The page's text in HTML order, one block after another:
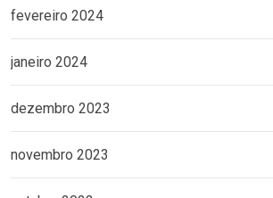
fevereiro 2024
janeiro 2024
dezembro 2023
novembro 2023